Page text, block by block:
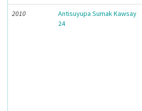
2010
Antisuyupa Sumak Kawsay
24